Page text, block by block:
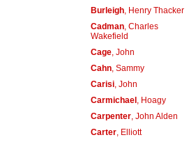
Burleigh, Henry Thacker
Cadman, Charles
Wakefield
Cage, John
Cahn, Sammy
Carisi, John
Carmichael, Hoagy
Carpenter, John Alden
Carter, Elliott